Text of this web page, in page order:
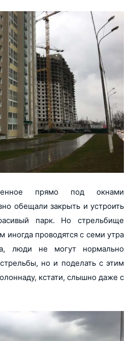
прямо под окнами
обещали закрыть и устроить
парк. Но стрельбище
иногда проводятся с семи утра
люди не могут нормально
но и поделать с этим
кстати, слышно даже с